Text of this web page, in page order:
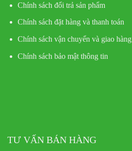
Chính sách đổi trả sản phẩm
Chính sách đặt hàng và thanh toán
Chính sách vận chuyển và giao hàng
Chính sách bảo mật thông tin
TƯ VẤN BÁN HÀNG